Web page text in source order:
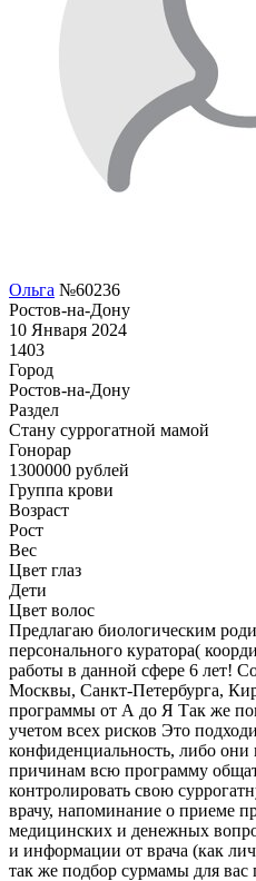
Ольга №60236
Ростов-на-Дону
10 Января 2024
1403
Город
Ростов-на-Дону
Раздел
Cтану суррогатной мамой
Гонoрар
1300000 рублей
Группа крови
Возраст
Рост
Вес
Цвет глаз
Дети
Цвет волос
Предлагаю биологическим
персонального куратора(
работы в данной сфере 6 лет!
Москвы, Санкт-Петербурга,
программы от А до Я Так же
учетом всех рисков Это
конфиденциальность, либо они
причинам всю программу
контролировать свою
врачу, напоминание о приеме
медицинских и денежных
и информации от врача (как
так же подбор сурмамы для